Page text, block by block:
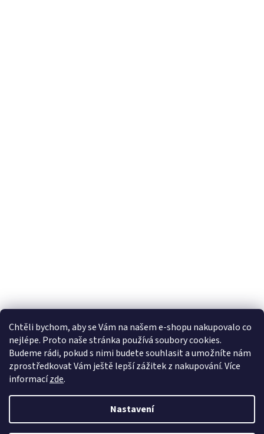
Chtěli bychom, aby se Vám na našem e-shopu nakupovalo co
nejlépe. Proto naše stránka používá soubory cookies.
Budeme rádi, pokud s nimi budete souhlasit a umožníte nám
zprostředkovat Vám ještě lepší zážitek z nakupování.Více
informacízde.
Nastavení
Copyright 2026Junama. Všechna práva vyhrazena.